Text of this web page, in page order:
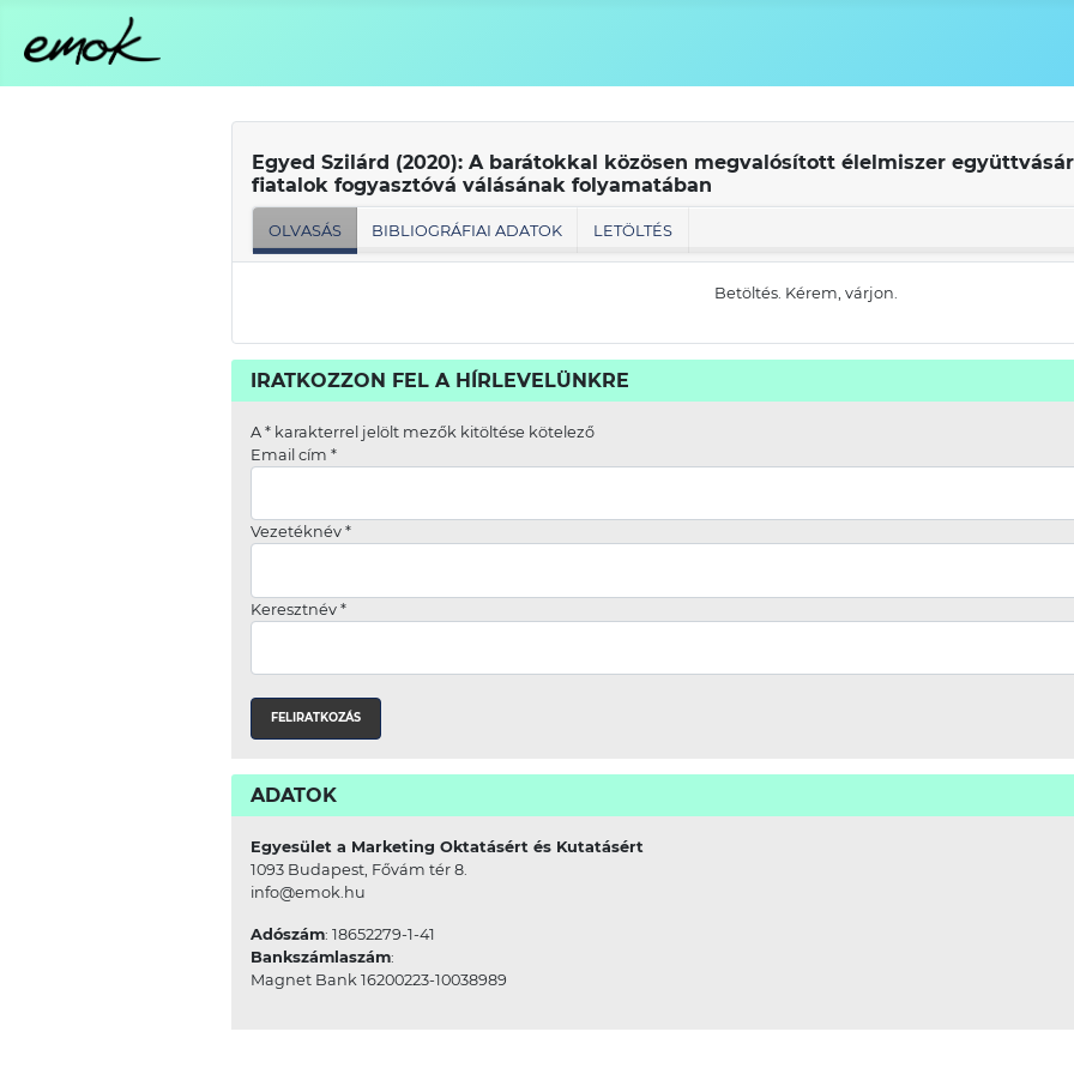
Egyed Szilárd (2020): A barátokkal közösen megvalósított élelmiszer
fiatalok fogyasztóvá válásának folyamatában
OLVASÁS BIBLIOGRÁFIAI ADATOK LETÖLTÉS
Betöltés. Kérem, várjon.
IRATKOZZON FEL A HÍRLEVELÜNKRE
A *karakterrel jelölt mezők kitöltése kötelező
Email cím *
Vezetéknév *
Keresztnév *
ADATOK
Egyesület a Marketing Oktatásért és Kutatásért
1093 Budapest, Fővám tér 8.
info@emok.hu
Adószám: 18652279-1-41
Bankszámlaszám:
Magnet Bank 16200223-10038989